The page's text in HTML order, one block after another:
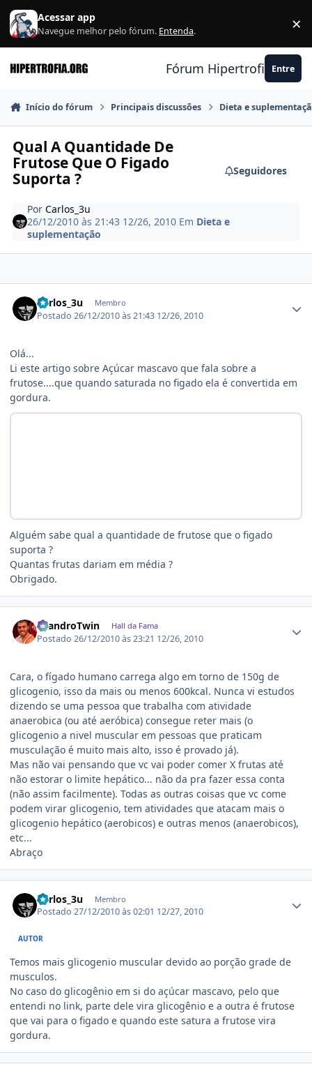
Ir para conteúdo
Acessar app
Navegue melhor pelo fórum. Entenda. ×
Fórum Hipertrofia.org
Entre
Início do fórum Principais discussões Dieta e
Qual A Quantidade De
Frutose Que O Figado
Suporta ?
Seguidores
PorCarlos_3u
26/12/2010 às 21:43 12/26, 2010 Em Dieta e
suplementação
Carlos_3u Membro
Postado26/12/2010 às 21:43 12/26, 2010
Olá...
Li este artigo sobre Açúcar mascavo que fala sobre a
frutose....que quando saturada no figado ela é convertida em
gordura.
Alguém sabe qual a quantidade de frutose que o figado
suporta ?
Quantas frutas dariam em média ?
Obrigado.
LeandroTwin Hall da Fama
Postado26/12/2010 às 23:21 12/26, 2010
Cara, o fígado humano carrega algo em torno de 150g de
glicogenio, isso da mais ou menos 600kcal. Nunca vi estudos
dizendo se uma pessoa que trabalha com atividade
anaerobica (ou até aeróbica) consegue reter mais (o
glicogenio a nivel muscular em pessoas que praticam
musculação é muito mais alto, isso é provado já).
Mas não vai pensando que vc vai poder comer X frutas até
não estorar o limite hepático... não da pra fazer essa conta
(não assim facilmente). Todas as outras coisas que vc come
podem virar glicogenio, tem atividades que atacam mais o
glicogenio hepático (aerobicos) e outras menos (anaerobicos),
etc...
Abraço
Carlos_3u Membro
Postado27/12/2010 às 02:01 12/27, 2010
AUTOR
Temos mais glicogenio muscular devido ao porção grade de
musculos.
No caso do glicogênio em si do açúcar mascavo, pelo que
entendi no link, parte dele vira glicogênio e a outra é frutose
que vai para o figado e quando este satura a frutose vira
gordura.